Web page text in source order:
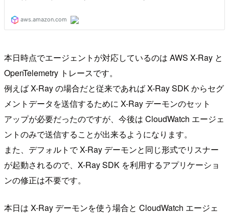
本日時点でエージェントが対応しているのは AWS X-Ray と
OpenTelemetry トレースです。
例えば X-Ray の場合だと従来であれば X-Ray SDK からセグ
メントデータを送信するために X-Ray デーモンのセット
アップが必要だったのですが、今後は CloudWatch エージェ
ントのみで送信することが出来るようになります。
また、デフォルトで X-Ray デーモンと同じ形式でリスナー
が起動されるので、X-Ray SDK を利用するアプリケーショ
ンの修正は不要です。
本日は X-Ray デーモンを使う場合と CloudWatch エージェ